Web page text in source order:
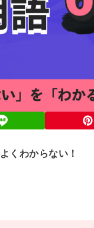
くわからない！